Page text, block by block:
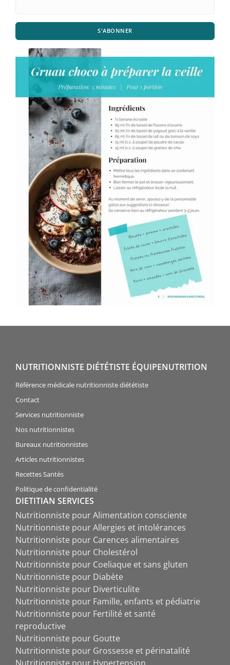
S'ABONNER
NUTRITIONNISTE DIÉTÉTISTE ÉQUIPENUTRITION
Référence médicale nutritionniste diététiste
Contact
Services nutritionniste
Nos nutritionnistes
Bureaux nutritionnistes
Articles nutritionnistes
Recettes Santés
Politique de confidentialité
DIETITIAN SERVICES
Nutritionniste pour Alimentation consciente
Nutritionniste pour Allergies et intolérances
Nutritionniste pour Carences alimentaires
Nutritionniste pour Cholestérol
Nutritionniste pour Coeliaque et sans gluten
Nutritionniste pour Diabète
Nutritionniste pour Diverticulite
Nutritionniste pour Famille, enfants et pédiatrie
Nutritionniste pour Fertilité et santé
reproductive
Nutritionniste pour Goutte
Nutritionniste pour Grossesse et périnatalité